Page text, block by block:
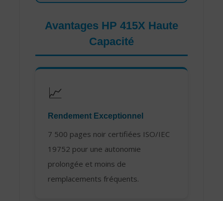
Avantages HP 415X Haute
Capacité
📈
Rendement Exceptionnel
7 500 pages noir certifiées ISO/IEC
19752 pour une autonomie
prolongée et moins de
remplacements fréquents.